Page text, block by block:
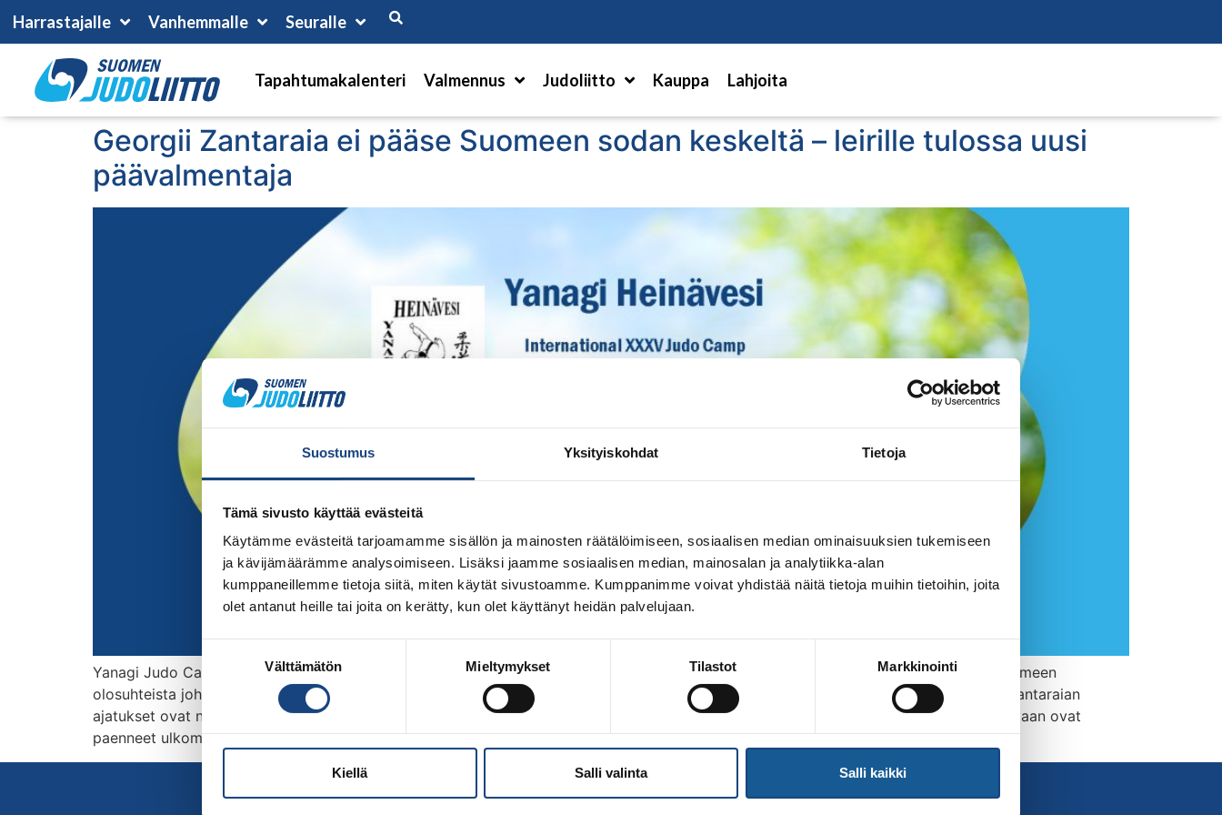
Suostumus Yksityiskohdat Tietoja
Tämä sivusto käyttää evästeitä
Käytämme evästeitä tarjoamamme sisällön ja mainosten räätälöimiseen, sosiaalisen median ominaisuuksien tukemiseen
ja kävijämäärämme analysoimiseen. Lisäksi jaamme sosiaalisen median, mainosalan ja analytiikka-alan
kumppaneillemme tietoja siitä, miten käytät sivustoamme. Kumppanimme voivat yhdistää näitä tietoja muihin tietoihin, joita
olet antanut heille tai joita on kerätty, kun olet käyttänyt heidän palvelujaan.
Välttämätön Mieltymykset Tilastot Markkinointi
Kiellä Salli valinta Salli kaikki
Harrastajalle Vanhemmalle Seuralle
Tapahtumakalenteri Valmennus Judoliitto Kauppa Lahjoita
Georgii Zantaraia ei pääse Suomeen sodan keskeltä – leirille tulossa uusi
päävalmentaja
Yanagi Judo Campin päävalmentaja vaihtuu, koska valmentajaksi lupautunut ukrainalainen judolegenda Georgii Zantaraia ei pääse Suomeen
olosuhteista johtuen. Yanagi ry:n puheenjohtaja Pekka Yrjänä kertoo soittaneensa suoraan Zantaraialle Ukrainaan. Yrjänä kuvaa, että Zantaraian
ajatukset ovat nyt kotimaassaan, jonka itsenäisyyttä judon monikertainen arvokisamitalisti nyt puolustaa. Hänen vaimonsa ja kaksi lastaan ovat
paenneet ulkomaille: ”Hänellä on nyt tärkeä tehtävä […]